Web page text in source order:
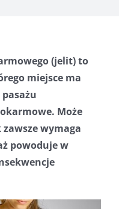
(jelit) to
miejsce ma
Może
wymaga
powoduje w